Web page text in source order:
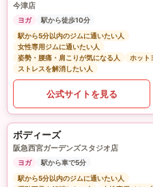
今津店
ヨガ
駅から徒歩10分
駅から5分以内のジムに通いたい人
女性専用ジムに通いたい人
姿勢・腰痛・肩こりが気になる人
ホット
ストレスを解消したい人
公式サイトを見る
ボディーズ
阪急西宮ガーデンズスタジオ店
ヨガ
駅から車で5分
駅から5分以内のジムに通いたい人